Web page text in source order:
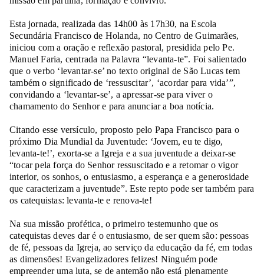
Esta jornada, realizada das 14h00 às 17h30, na Escola
Secundária Francisco de Holanda, no Centro de Guimarães,
iniciou com a oração e reflexão pastoral, presidida pelo Pe.
Manuel Faria, centrada na Palavra “levanta-te”. Foi salientado
que o verbo ‘levantar-se’ no texto original de São Lucas tem
também o significado de ‘ressuscitar’, ‘acordar para vida’”,
convidando a ‘levantar-se’, a apressar-se para viver o
chamamento do Senhor e para anunciar a boa notícia.
Citando esse versículo, proposto pelo Papa Francisco para o
próximo Dia Mundial da Juventude: ‘Jovem, eu te digo,
levanta-te!’, exorta-se a Igreja e a sua juventude a deixar-se
“tocar pela força do Senhor ressuscitado e a retomar o vigor
interior, os sonhos, o entusiasmo, a esperança e a generosidade
que caracterizam a juventude”. Este repto pode ser também para
os catequistas: levanta-te e renova-te!
Na sua missão profética, o primeiro testemunho que os
catequistas deves dar é o entusiasmo, de ser quem são: pessoas
de fé, pessoas da Igreja, ao serviço da educação da fé, em todas
as dimensões! Evangelizadores felizes! Ninguém pode
empreender uma luta, se de antemão não está plenamente